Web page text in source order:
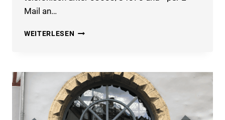
Mail an…
WEITERLESEN ÖFFNUNGSZEITEN
DES
KUNDENZENTRUMS
VOR
UND
NACH